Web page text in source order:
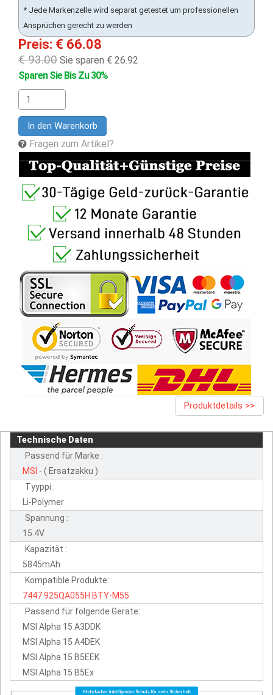
* Jede Markenzelle wird separat getestet um professionellen
Ansprüchen gerecht zu werden
Preis: € 66.08
€ 93.00 Sie sparen € 26.92
Sparen Sie Bis Zu 30%
In den Warenkorb
Fragen zum Artikel?
Produktdetails >>
Technische Daten
Passend für Marke :
MSI - ( Ersatzakku )
Tyyppi :
Li-Polymer
Spannung :
15.4V
Kapazität :
5845mAh
Kompatible Produkte:
7447925QA055H BTY-M55
Passend für folgende Geräte:
MSI Alpha 15 A3DDK
MSI Alpha 15 A4DEK
MSI Alpha 15 B5EEK
MSI Alpha 15 B5Ex